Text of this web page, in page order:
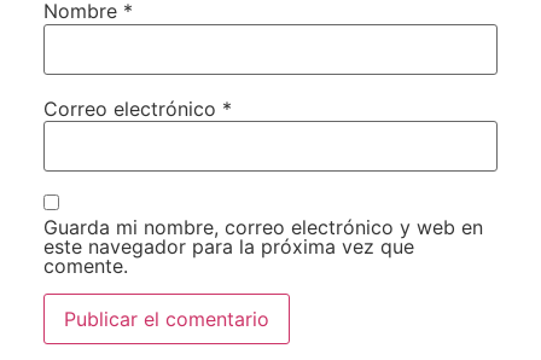
Nombre *
Correo electrónico *
Guarda mi nombre, correo electrónico y web en
este navegador para la próxima vez que
comente.